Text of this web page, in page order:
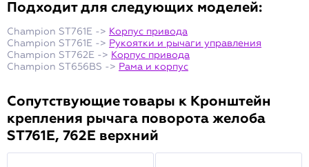
Подходит для следующих моделей:
Champion ST761E -> Корпус привода
Champion ST761E -> Рукоятки и рычаги управления
Champion ST762E -> Корпус привода
Champion ST656BS -> Рама и корпус
Сопутствующие товары к Кронштейн
крепления рычага поворота желоба
ST761E, 762E верхний